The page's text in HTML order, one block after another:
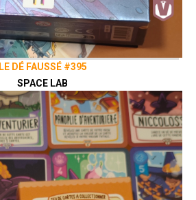
LE DÉ FAUSSÉ #395
SPACE LAB